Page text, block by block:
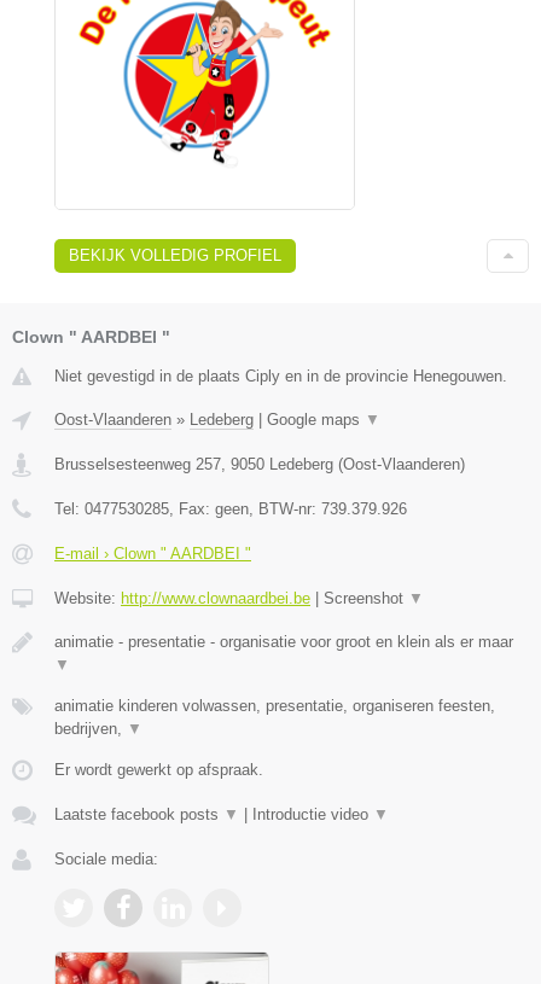
BEKIJK VOLLEDIG PROFIEL
Clown " AARDBEI "
Niet gevestigd in de plaats Ciply en in de provincie Henegouwen.
Oost-Vlaanderen » Ledeberg | Google maps ▼
Brusselsesteenweg 257 9050 Ledeberg (Oost-Vlaanderen)
Tel: 0477530285 , Fax: geen , BTW-nr: 739.379.926
E-mail › Clown " AARDBEI "
Website: http://www.clownaardbei.be | Screenshot ▼
animatie - presentatie - organisatie voor groot en klein als er maar
▼
animatie kinderen volwassen, presentatie, organiseren feesten,
bedrijven,
▼
Er wordt gewerkt op afspraak.
Laatste facebook posts ▼ | Introductie video ▼
Sociale media: